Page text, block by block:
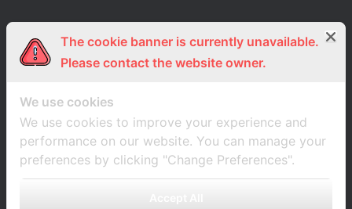
ร่วมงานกับเรา
สมัครงาน
Lemon Farm Cafe
ร้านอาหารอินทรีย์
The cookie banner is currently unavailable.
Please contact the website owner.
We use cookies
We use cookies to improve your experience and
performance on our website. You can manage your
preferences by clicking "Change Preferences".